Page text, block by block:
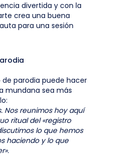
divertida y con la
crea una buena
para una sesión
parodia puede hacer
mundana sea más
Nos reunimos hoy aquí
ritual del «registro
lo que hemos
haciendo y lo que